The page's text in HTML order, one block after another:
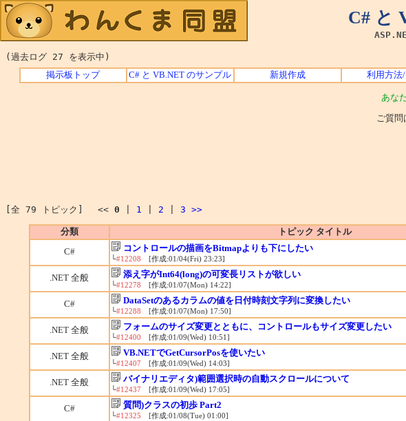
C# と
(過去ログ 27 を表示中)
掲示板トップ C# と VB.NET のサンプル 新規作成 利用方法
あな
ご質問
[全 79 トピック] << 0 1 2 3 >>
分類 トピック タイトル
C# コントロールの描画をBitmapよりも下にしたい
└#12208 [作成:01/04(Fri) 23:23]
.NET 全般 添え字がInt64(long)の可変長リストが欲しい
└#12278 [作成:01/07(Mon) 14:22]
C# DataSetのあるカラムの値を日付時刻文字列に変換したい
└#12288 [作成:01/07(Mon) 17:50]
.NET 全般 フォームのサイズ変更とともに、コントロールもサイズ変更したい
└#12400 [作成:01/09(Wed) 10:51]
.NET 全般 VB.NETでGetCursorPosを使いたい
└#12407 [作成:01/09(Wed) 14:03]
.NET 全般 バイナリエディタ)範囲選択時の自動スクロールについて
└#12437 [作成:01/09(Wed) 17:05]
C# 質問)クラスの初歩 Part2
└#12325 [作成:01/08(Tue) 01:00]